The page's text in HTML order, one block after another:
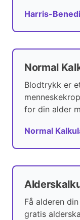
Harris-
Normal
Blodtrykk er
for din alder
Normal
Få alderen
gratis